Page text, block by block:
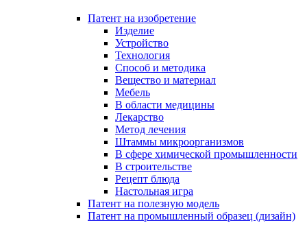
Патент на изобретение
Изделие
Устройство
Технология
Способ и методика
Вещество и материал
Мебель
В области медицины
Лекарство
Метод лечения
Штаммы микроорганизмов
В сфере химической промышленности
В строительстве
Рецепт блюда
Настольная игра
Патент на полезную модель
Патент на промышленный образец (дизайн)